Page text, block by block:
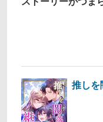
推しを